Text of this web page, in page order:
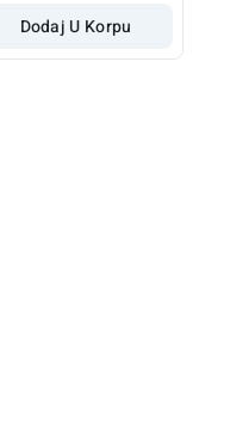
Dodaj U Korpu